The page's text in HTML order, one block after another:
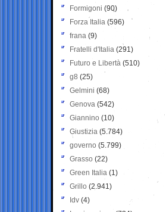
Formigoni (90)
Forza Italia (596)
frana (9)
Fratelli d'Italia (291)
Futuro e Libertà (510)
g8 (25)
Gelmini (68)
Genova (542)
Giannino (10)
Giustizia (5.784)
governo (5.799)
Grasso (22)
Green Italia (1)
Grillo (2.941)
Idv (4)